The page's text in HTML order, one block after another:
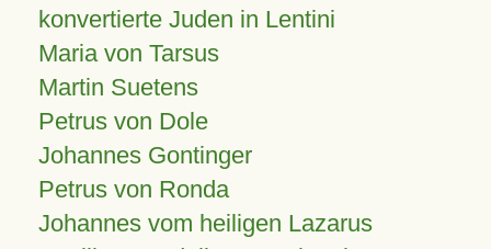
konvertierte Juden in Lentini
Maria von Tarsus
Martin Suetens
Petrus von Dole
Johannes Gontinger
Petrus von Ronda
Johannes vom heiligen Lazarus